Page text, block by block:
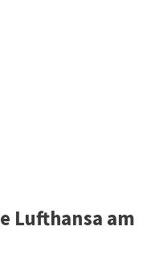
Lufthansa am